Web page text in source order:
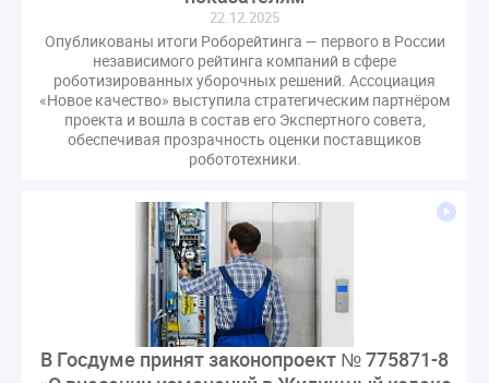
перелицензирование
переуступка
плановые проверки
пожарная безопасность
прекращение договора
прибор учета
пристройка
провайдер
прогород
проект постановления
рабочая группа
реестр УК связь
статистика
страхование МКД
судебная практика
техническая документация
техпаспорт
умный дом
экспертный совет
22.12.2025
Опубликованы итоги Роборейтинга — первого в России
независимого рейтинга компаний в сфере
роботизированных уборочных решений. Ассоциация
«Новое качество» выступила стратегическим партнёром
проекта и вошла в состав его Экспертного совета,
обеспечивая прозрачность оценки поставщиков
робототехники.
В Госдуме принят законопроект № 775871-8